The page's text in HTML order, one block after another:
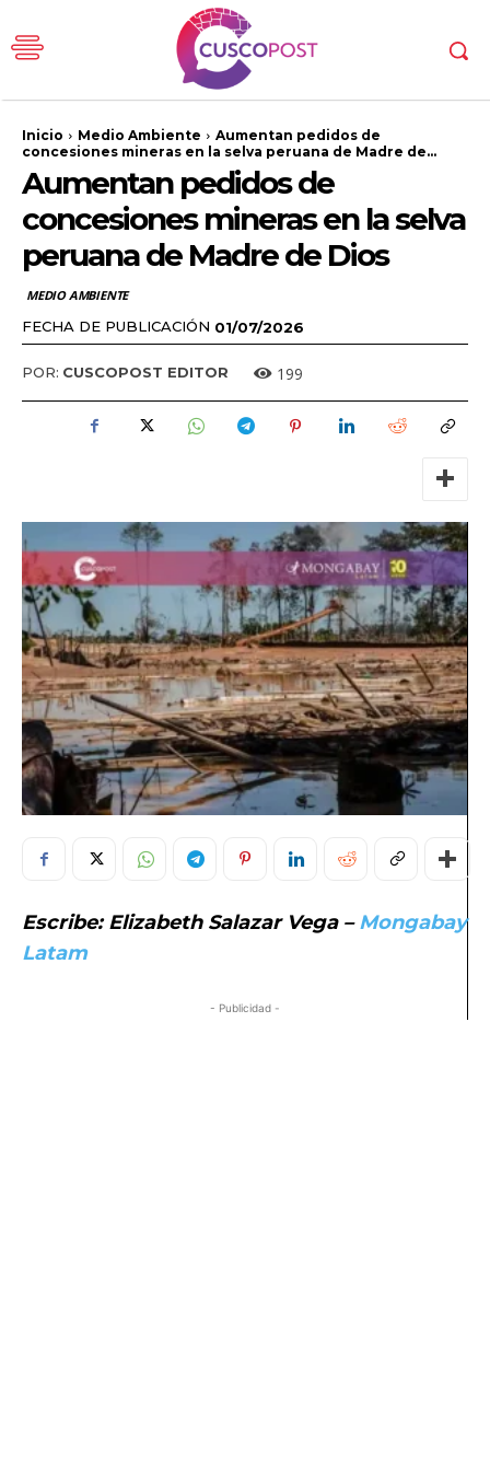
Inicio Medio Ambiente
Aumentan pedidos de
concesiones mineras en la selva peruana de Madre de...
Aumentan pedidos de
concesiones mineras en la selva
peruana de Madre de Dios
MEDIO AMBIENTE
FECHA DE PUBLICACIÓN 01/07/2026
POR: CUSCOPOST EDITOR 199
Escribe: Elizabeth Salazar Vega –Mongabay
Latam
- Publicidad -